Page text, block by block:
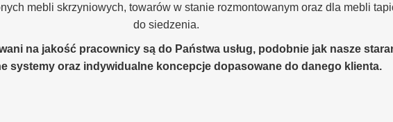
mebli skrzyniowych, towarów w stanie rozmontowanym oraz dla mebli
do siedzenia.
na jakość pracownicy są do Państwa usług, podobnie jak nasze
systemy oraz indywidualne koncepcje dopasowane do danego klienta.